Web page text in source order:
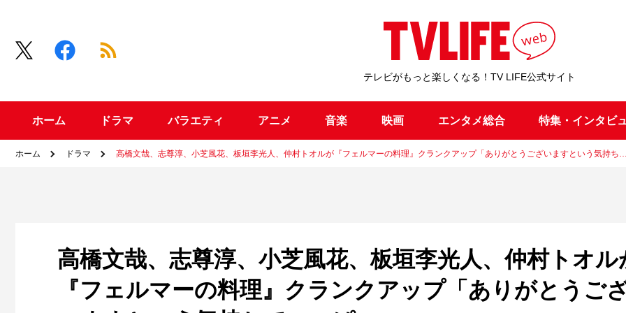
テレビがもっと楽しくなる！TV LIFE公式サイト
ホーム ドラマ バラエティ アニメ 音楽 映画 エンタメ総合 特集・インタビ
ホーム ドラマ 高橋文哉、志尊淳、小芝風花、板垣李光人、仲村トオルが『フェルマーの料理』クランクアップ「ありがとうございますという気持ち
高橋文哉、志尊淳、小芝風花、板垣李光人、仲村トオル
『フェルマーの料理』クランクアップ「ありがとうご